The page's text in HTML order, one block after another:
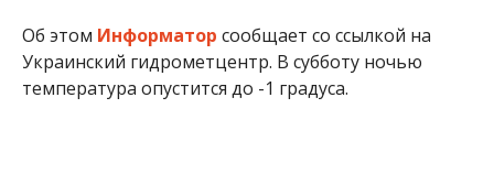
Об этом Информатор сообщает со ссылкой на
Украинский гидрометцентр. В субботу ночью
температура опустится до -1 градуса.